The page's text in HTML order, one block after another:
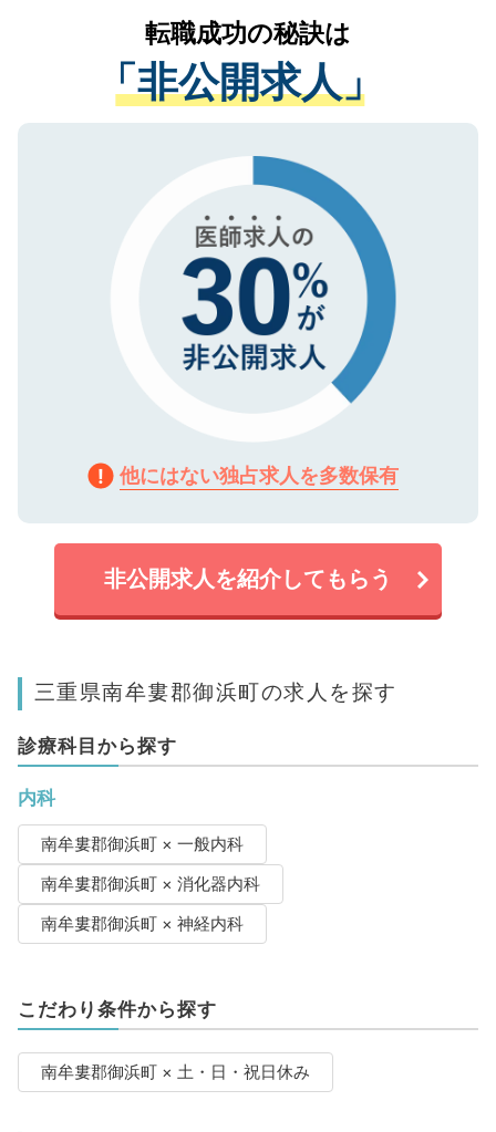
は、個人情報の取り扱いについての厳密な
管理基準を満たした事業者のみに付与され
る、プライバシーマークを取得済みです。
で、機密保持に関してもご安心ください。
かがいして、現在の医療機関の状況や紹介
経験をまじえながら、適切なアドバイスを
させていただきます。すぐにご転職をされ
ない方には、長期的なサポートが可能です
ので、まずはご登録ください。
転職成功の秘訣は
「非公開求人」
他にはない独占求人を多数保有
非公開求人を紹介してもらう
三重県南牟婁郡御浜町の求人を探す
診療科目から探す
内科
南牟婁郡御浜町 × 一般内科
南牟婁郡御浜町 × 消化器内科
南牟婁郡御浜町 × 神経内科
こだわり条件から探す
南牟婁郡御浜町 × 土・日・祝日休み